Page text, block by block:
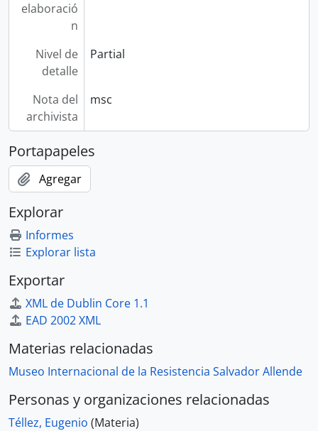
elaboració
n
Nivel de
detalle
Partial
Nota del
archivista
msc
Portapapeles
Agregar
Explorar
Informes
Explorar lista
Exportar
XML de Dublin Core 1.1
EAD 2002 XML
Materias relacionadas
Museo Internacional de la Resistencia Salvador Allende
Personas y organizaciones relacionadas
Téllez, Eugenio (Materia)